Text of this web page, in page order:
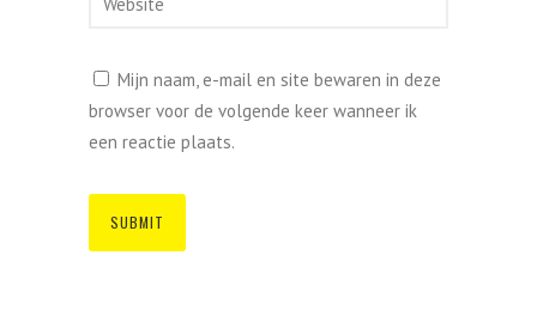
Mijn naam, e-mail en site bewaren in deze
browser voor de volgende keer wanneer ik
een reactie plaats.